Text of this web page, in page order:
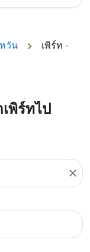
วัน
เพิร์ท -
พิร์ทไป
close